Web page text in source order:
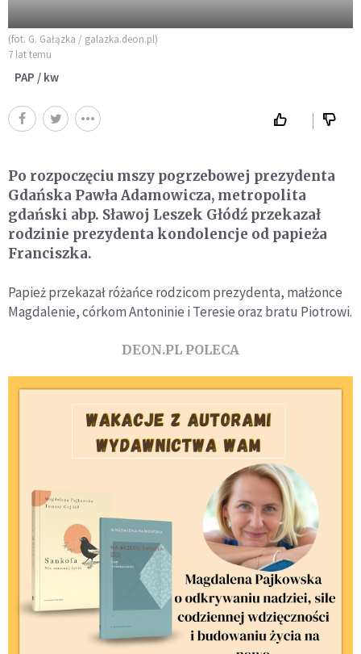
(fot. G. Gałązka / galazka.deon.pl)
7 lat temu
PAP / kw
Po rozpoczęciu mszy pogrzebowej prezydenta
Gdańska Pawła Adamowicza, metropolita
gdański abp. Sławoj Leszek Głódź przekazał
rodzinie prezydenta kondolencje od papieża
Franciszka.
Papież przekazał różańce rodzicom prezydenta, małżonce
Magdalenie, córkom Antoninie i Teresie oraz bratu Piotrowi.
DEON.PL POLECA